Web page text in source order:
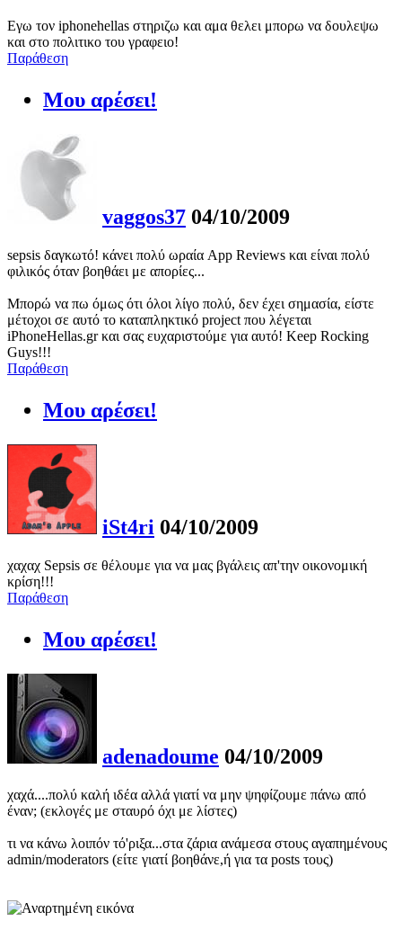
Εγω τον iphonehellas στηριζω και αμα θελει μπορω να δουλεψω
και στο πολιτικο του γραφειο!
Παράθεση
Μου αρέσει!
vaggos37 04/10/2009
sepsis δαγκωτό! κάνει πολύ ωραία App Reviews και είναι πολύ
φιλικός όταν βοηθάει με απορίες...
Μπορώ να πω όμως ότι όλοι λίγο πολύ, δεν έχει σημασία, είστε
μέτοχοι σε αυτό το καταπληκτικό project που λέγεται
iPhoneHellas.gr και σας ευχαριστούμε για αυτό! Keep Rocking
Guys!!!
Παράθεση
Μου αρέσει!
iSt4ri 04/10/2009
χαχαχ Sepsis σε θέλουμε για να μας βγάλεις απ'την οικονομική
κρίση!!!
Παράθεση
Μου αρέσει!
adenadoume 04/10/2009
χαχά....πολύ καλή ιδέα αλλά γιατί να μην ψηφίζουμε πάνω από
έναν; (εκλογές με σταυρό όχι με λίστες)
τι να κάνω λοιπόν τό'ριξα...στα ζάρια ανάμεσα στους αγαπημένους
admin/moderators (είτε γιατί βοηθάνε,ή για τα posts τους)